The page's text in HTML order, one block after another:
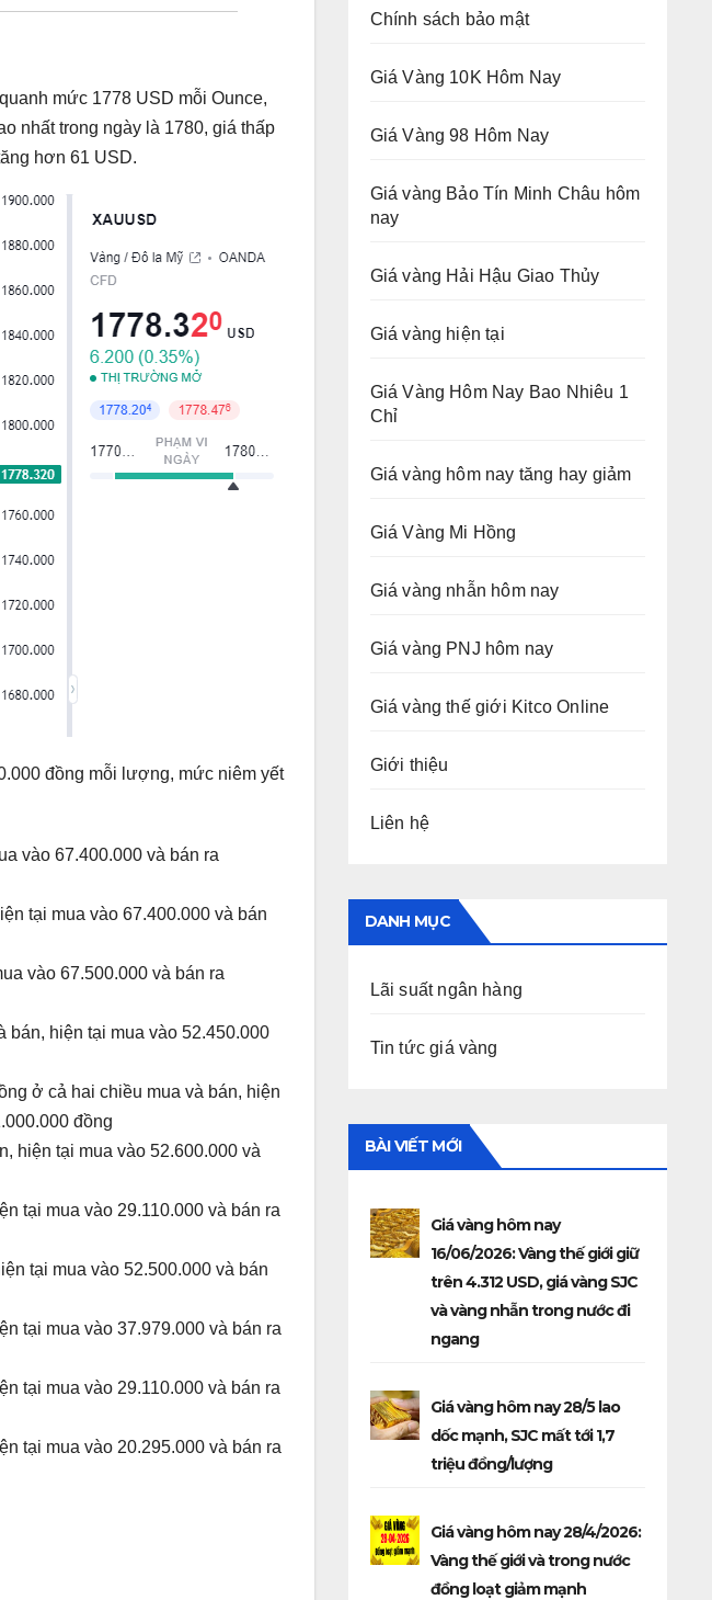
mức 1778 USD mỗi Ounce,
nhất trong ngày là 1780, giá thấp
hơn 61 USD.
đồng mỗi lượng, mức niêm yết
vào 67.400.000 và bán ra
tại mua vào 67.400.000 và bán
vào 67.500.000 và bán ra
bán, hiện tại mua vào 52.450.000
ở cả hai chiều mua và bán, hiện
đồng
hiện tại mua vào 52.600.000 và
tại mua vào 29.110.000 và bán ra
tại mua vào 52.500.000 và bán
tại mua vào 37.979.000 và bán ra
tại mua vào 29.110.000 và bán ra
tại mua vào 20.295.000 và bán ra
Chính sách bảo mật
Giá Vàng 10K Hôm Nay
Giá Vàng 98 Hôm Nay
Giá vàng Bảo Tín Minh Châu hôm
nay
Giá vàng Hải Hậu Giao Thủy
Giá vàng hiện tại
Giá Vàng Hôm Nay Bao Nhiêu 1
Chỉ
Giá vàng hôm nay tăng hay giảm
Giá Vàng Mi Hồng
Giá vàng nhẫn hôm nay
Giá vàng PNJ hôm nay
Giá vàng thế giới Kitco Online
Giới thiệu
Liên hệ
DANH MỤC
Lãi suất ngân hàng
Tin tức giá vàng
BÀI VIẾT MỚI
Giá vàng hôm nay
16/06/2026: Vàng thế giới giữ
trên 4.312 USD, giá vàng SJC
và vàng nhẫn trong nước đi
ngang
Giá vàng hôm nay 28/5 lao
dốc mạnh, SJC mất tới 1,7
triệu đồng/lượng
Giá vàng hôm nay 28/4/2026:
Vàng thế giới và trong nước
đồng loạt giảm mạnh